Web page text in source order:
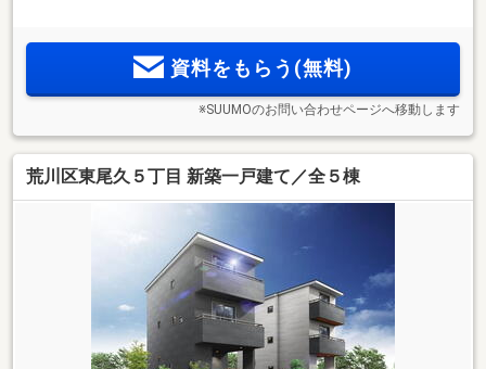
資料をもらう(無料)
※SUUMOのお問い合わせページへ移動します
荒川区東尾久５丁目 新築一戸建て／全５棟